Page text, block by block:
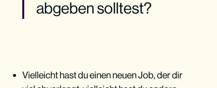
abgeben solltest?
Vielleicht hast du einen neuen Job, der dir